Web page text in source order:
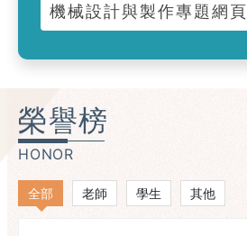
機械設計與製作專題網頁
榮譽榜
HONOR
全部 老師 學生 其他